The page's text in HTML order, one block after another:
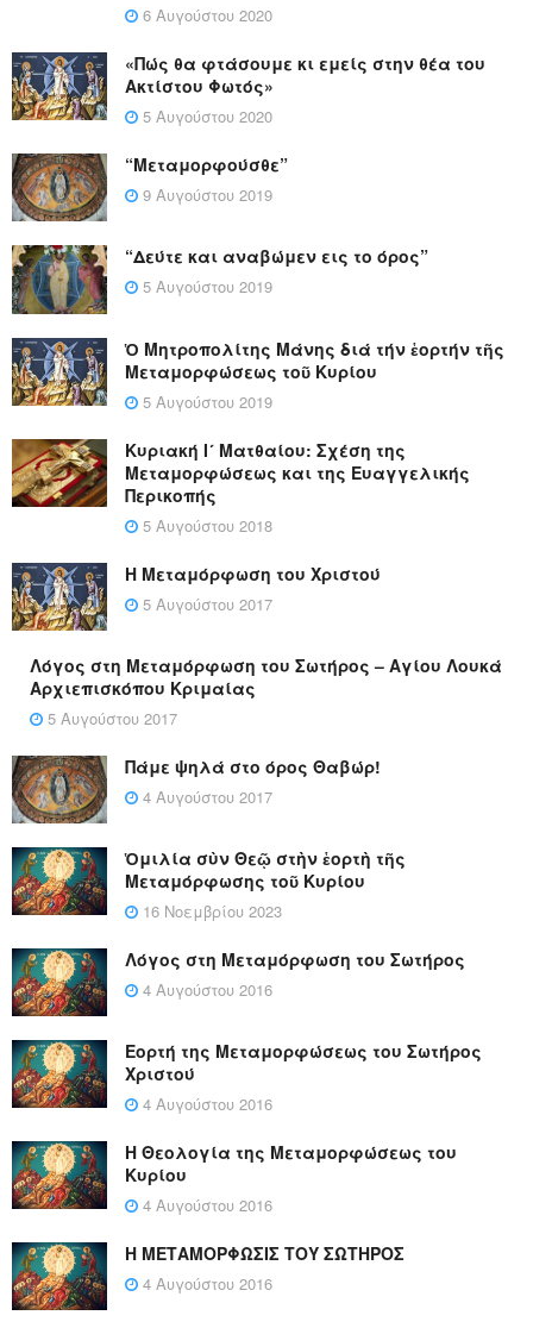
6 Αυγούστου 2020
«Πώς θα φτάσουμε κι εμείς στην θέα του
Ακτίστου Φωτός»
5 Αυγούστου 2020
“Μεταμορφούσθε”
9 Αυγούστου 2019
“Δεύτε και αναβώμεν εις το όρος”
5 Αυγούστου 2019
Ὁ Μητροπολίτης Μάνης διά τήν ἑορτήν τῆς
Μεταμορφώσεως τοῦ Κυρίου
5 Αυγούστου 2019
Κυριακή Ι´ Ματθαίου: Σχέση της
Μεταμορφώσεως και της Ευαγγελικής
Περικοπής
5 Αυγούστου 2018
Η Μεταμόρφωση του Χριστού
5 Αυγούστου 2017
Λόγος στη Μεταμόρφωση του Σωτήρος – Αγίου Λουκά
Αρχιεπισκόπου Κριμαίας
5 Αυγούστου 2017
Πάμε ψηλά στο όρος Θαβώρ!
4 Αυγούστου 2017
Ὁμιλία σὺν Θεῷ στὴν ἑορτὴ τῆς
Μεταμόρφωσης τοῦ Κυρίου
16 Νοεμβρίου 2023
Λόγος στη Μεταμόρφωση του Σωτήρος
4 Αυγούστου 2016
Εορτή της Μεταμορφώσεως του Σωτήρος
Χριστού
4 Αυγούστου 2016
Η Θεολογία της Μεταμορφώσεως του
Κυρίου
4 Αυγούστου 2016
Η ΜΕΤΑΜΟΡΦΩΣΙΣ ΤΟΥ ΣΩΤΗΡΟΣ
4 Αυγούστου 2016